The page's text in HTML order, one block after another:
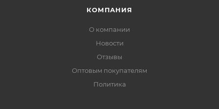
КОМПАНИЯ
О компании
Новости
Отзывы
Оптовым покупателям
Политика